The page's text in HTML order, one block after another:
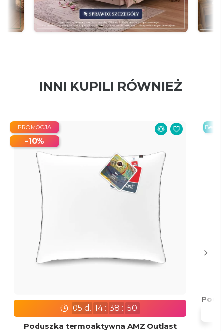
INNI KUPILI RÓWNIEŻ
05 d. 14: 38 : 49
Poduszka termoaktywna AMZ Outlast
PROMOCJA
-10%